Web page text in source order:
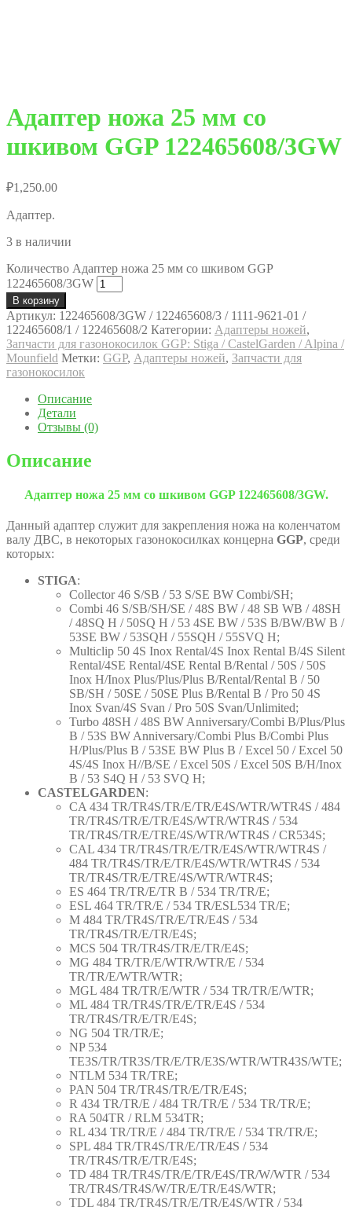
Адаптер ножа 25 мм со
шкивом GGP 122465608/3GW
₽1,250.00
Адаптер.
3 в наличии
Количество Адаптер ножа 25 мм со шкивом GGP
122465608/3GW
В корзину
Артикул: 122465608/3GW / 122465608/3 / 1111-9621-01 /
122465608/1 / 122465608/2 Категории: Адаптеры ножей,
Запчасти для газонокосилок GGP: Stiga / CastelGarden / Alpina /
Mounfield Метки: GGP, Адаптеры ножей, Запчасти для
газонокосилок
Описание
Детали
Отзывы (0)
Описание
Адаптер ножа 25 мм со шкивом GGP 122465608/3GW.
Данный адаптер служит для закрепления ножа на коленчатом
валу ДВС, в некоторых газонокосилках концерна GGP, среди
которых:
STIGA:
Collector 46 S/SB / 53 S/SE BW Combi/SH;
Combi 46 S/SB/SH/SE / 48S BW / 48 SB WB / 48SH
/ 48SQ H / 50SQ H / 53 4SE BW / 53S B/BW/BW B /
53SE BW / 53SQH / 55SQH / 55SVQ H;
Multiclip 50 4S Inox Rental/4S Inox Rental B/4S Silent
Rental/4SE Rental/4SE Rental B/Rental / 50S / 50S
Inox H/Inox Plus/Plus/Plus B/Rental/Rental B / 50
SB/SH / 50SE / 50SE Plus B/Rental B / Pro 50 4S
Inox Svan/4S Svan / Pro 50S Svan/Unlimited;
Turbo 48SH / 48S BW Anniversary/Combi B/Plus/Plus
B / 53S BW Anniversary/Combi Plus B/Combi Plus
H/Plus/Plus B / 53SE BW Plus B / Excel 50 / Excel 50
4S/4S Inox H//B/SE / Excel 50S / Excel 50S B/H/Inox
B / 53 S4Q H / 53 SVQ H;
CASTELGARDEN:
CA 434 TR/TR4S/TR/E/TR/E4S/WTR/WTR4S / 484
TR/TR4S/TR/E/TR/E4S/WTR/WTR4S / 534
TR/TR4S/TR/E/TRE/4S/WTR/WTR4S / CR534S;
CAL 434 TR/TR4S/TR/E/TR/E4S/WTR/WTR4S /
484 TR/TR4S/TR/E/TR/E4S/WTR/WTR4S / 534
TR/TR4S/TR/E/TRE/4S/WTR/WTR4S;
ES 464 TR/TR/E/TR B / 534 TR/TR/E;
ESL 464 TR/TR/E / 534 TR/ESL534 TR/E;
M 484 TR/TR4S/TR/E/TR/E4S / 534
TR/TR4S/TR/E/TR/E4S;
MCS 504 TR/TR4S/TR/E/TR/E4S;
MG 484 TR/TR/E/WTR/WTR/E / 534
TR/TR/E/WTR/WTR;
MGL 484 TR/TR/E/WTR / 534 TR/TR/E/WTR;
ML 484 TR/TR4S/TR/E/TR/E4S / 534
TR/TR4S/TR/E/TR/E4S;
NG 504 TR/TR/E;
NP 534
TE3S/TR/TR3S/TR/E/TR/E3S/WTR/WTR43S/WTE;
NTLM 534 TR/TRE;
PAN 504 TR/TR4S/TR/E/TR/E4S;
R 434 TR/TR/E / 484 TR/TR/E / 534 TR/TR/E;
RA 504TR / RLM 534TR;
RL 434 TR/TR/E / 484 TR/TR/E / 534 TR/TR/E;
SPL 484 TR/TR4S/TR/E/TR/E4S / 534
TR/TR4S/TR/E/TR/E4S;
TD 484 TR/TR4S/TR/E/TR/E4S/TR/W/WTR / 534
TR/TR4S/TR4S/W/TR/E/TR/E4S/WTR;
TDL 484 TR/TR4S/TR/E/TR/E4S/WTR / 534